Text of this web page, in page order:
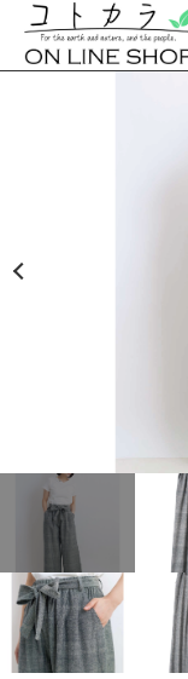
カートに商品を
手織
〔グレ
ログイン /
HINOKI（土佐
サステナブル
洗剤・食器用
タオル/ハンカ
国産［奥会津
カトラリー/食
サス
国
価格帯
その他
在庫あり